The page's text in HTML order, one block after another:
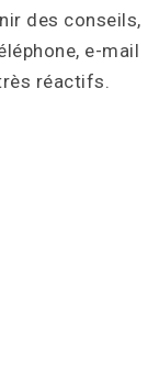
des conseils,
e-mail
réactifs.